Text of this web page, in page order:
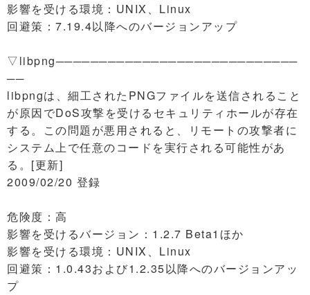
影響を受ける環境：UNIX、Linux
回避策：7.19.4以降へのバージョンアップ
▽libpng────────────────────────────
──
libpngは、細工されたPNGファイルを送信されること
が原因でDoS攻撃を受けるセキュリティホールが存在
する。この問題が悪用されると、リモートの攻撃者に
システム上で任意のコードを実行される可能性があ
る。[更新]
2009/02/20 登録
危険度：高
影響を受けるバージョン：1.2.7 Beta1ほか
影響を受ける環境：UNIX、Linux
回避策：1.0.43および1.2.35以降へのバージョンアッ
プ